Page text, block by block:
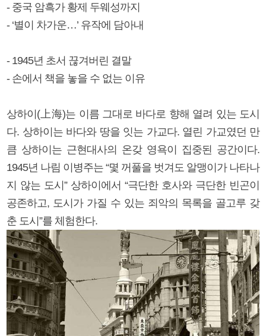
- 중국 암흑가 황제 두웨성까지
- ‘별이 차가운…’ 유작에 담아내
- 1945년 초서 끊겨버린 결말
- 손에서 책을 놓을 수 없는 이유
상하이(上海)는 이름 그대로 바다로 향해 열려 있는 도시
다. 상하이는 바다와 땅을 잇는 가교다. 열린 가교였던 만
큼 상하이는 근현대사의 온갖 영욕이 집중된 공간이다.
1945년 나림 이병주는 “몇 꺼풀을 벗겨도 알맹이가 나타나
지 않는 도시” 상하이에서 “극단한 호사와 극단한 빈곤이
공존하고, 도시가 가질 수 있는 죄악의 목록을 골고루 갖
춘 도시”를 체험한다.